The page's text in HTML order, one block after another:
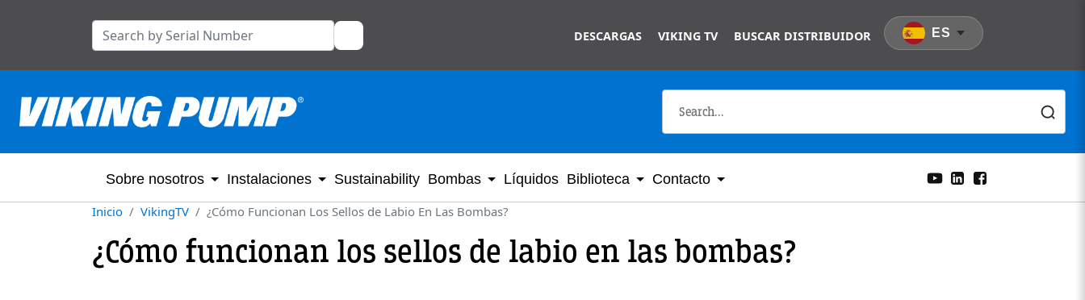
DESCARGAS VIKING TV BUSCAR DISTRIBUIDOR ES
Sobre nosotros Instalaciones Sustainability Bombas Líquidos Biblioteca Contacto
Inicio VikingTV ¿Cómo Funcionan Los Sellos de Labio En Las Bombas?
¿Cómo funcionan los sellos de labio en las bombas?